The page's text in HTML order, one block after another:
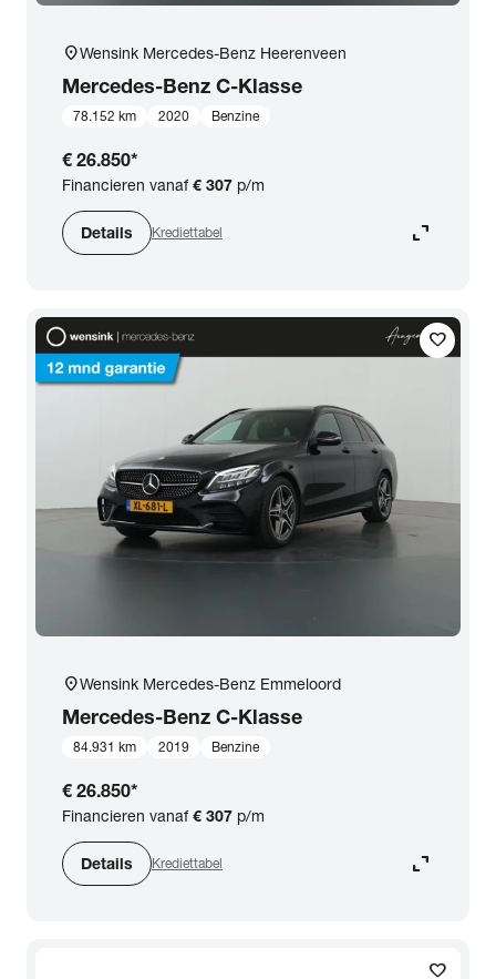
location_onWensink Mercedes-Benz Heerenveen
Mercedes-Benz C-Klasse
78.152 km 2020 Benzine
€ 26.850*
Financieren vanaf€ 307 p/m
Details Krediettabel expand_content
favorite
location_onWensink Mercedes-Benz Emmeloord
Mercedes-Benz C-Klasse
84.931 km 2019 Benzine
€ 26.850*
Financieren vanaf€ 307 p/m
Details Krediettabel expand_content
favorite